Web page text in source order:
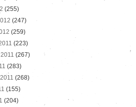
(255)
(247)
(259)
(223)
(267)
(283)
(268)
(155)
(204)